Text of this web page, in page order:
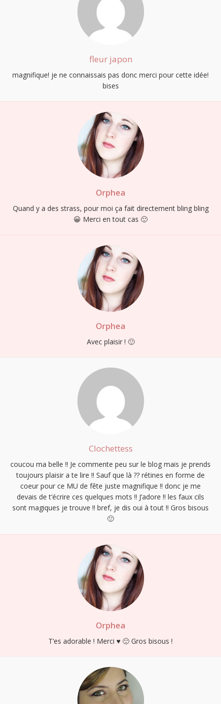
fleur japon
magnifique! je ne connaissais pas donc merci pour cette idée!
bises
Orphea
Quand y a des strass, pour moi ça fait directement bling bling
😀 Merci en tout cas 🙂
Orphea
Avec plaisir ! 🙂
Clochettess
coucou ma belle !! Je commente peu sur le blog mais je prends
toujours plaisir a te lire !! Sauf que là ?? rétines en forme de
coeur pour ce MU de fête juste magnifique !! donc je me
devais de t’écrire ces quelques mots !! J’adore !! les faux cils
sont magiques je trouve !! bref, je dis oui à tout !! Gros bisous
🙂
Orphea
T’es adorable ! Merci ♥ 🙂 Gros bisous !